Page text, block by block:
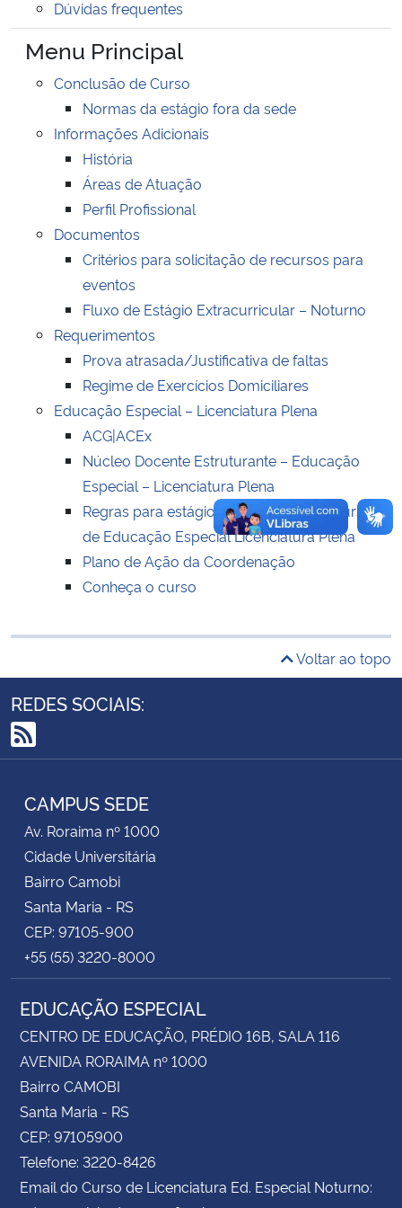
Ministério da Cidadania
Ministério da Saúde
Ministério de Minas e Energia
Ministério da Ciência, Tecnologia, Inovações e Comunicações
Ministério do Meio Ambiente
Ministério do Turismo
Controladoria-Geral da União
Ministério da Mulher, da Família e dos Direitos Humanos
Secretaria-Geral
Secretaria de Governo
Gabinete de Segurança Institucional
Advocacia-Geral da União
Banco Central do Brasil
Planalto
Dúvidas frequentes
Menu Principal
Conclusão de Curso
Normas da estágio fora da sede
Informações Adicionais
História
Áreas de Atuação
Perfil Profissional
Documentos
Critérios para solicitação de recursos para
eventos
Fluxo de Estágio Extracurricular – Noturno
Requerimentos
Prova atrasada/Justificativa de faltas
Regime de Exercícios Domiciliares
Educação Especial – Licenciatura Plena
ACG|ACEx
Núcleo Docente Estruturante – Educação
Especial – Licenciatura Plena
Regras para estágio extracurricular – Curso
de Educação Especial Licenciatura Plena
Plano de Ação da Coordenação
Conheça o curso
Voltar ao topo
REDES SOCIAIS:
RSS
CAMPUS SEDE
Av. Roraima nº 1000
Cidade Universitária
Bairro Camobi
Santa Maria - RS
CEP: 97105-900
+55 (55) 3220-8000
EDUCAÇÃO ESPECIAL
CENTRO DE EDUCAÇÃO, PRÉDIO 16B, SALA 116
AVENIDA RORAIMA nº 1000
Bairro CAMOBI
Santa Maria - RS
CEP: 97105900
Telefone: 3220-8426
Email do Curso de Licenciatura Ed. Especial Noturno: